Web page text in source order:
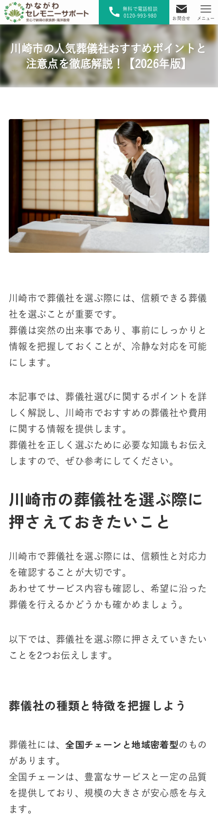
無料で電話相談
0120-993-980
お問合せ メニュー
川崎市の人気葬儀社おすすめポイントと
注意点を徹底解説！【2026年版】
川崎市で葬儀社を選ぶ際には、信頼できる葬儀
社を選ぶことが重要です。
葬儀は突然の出来事であり、事前にしっかりと
情報を把握しておくことが、冷静な対応を可能
にします。
本記事では、葬儀社選びに関するポイントを詳
しく解説し、川崎市でおすすめの葬儀社や費用
に関する情報を提供します。
葬儀社を正しく選ぶために必要な知識もお伝え
しますので、ぜひ参考にしてください。
川崎市の葬儀社を選ぶ際に
押さえておきたいこと
川崎市で葬儀社を選ぶ際には、信頼性と対応力
を確認することが大切です。
あわせてサービス内容も確認し、希望に沿った
葬儀を行えるかどうかも確かめましょう。
以下では、葬儀社を選ぶ際に押さえていきたい
ことを2つお伝えします。
葬儀社の種類と特徴を把握しよう
葬儀社には、全国チェーンと地域密着型のもの
があります。
全国チェーンは、豊富なサービスと一定の品質
を提供しており、規模の大きさが安心感を与え
ます。